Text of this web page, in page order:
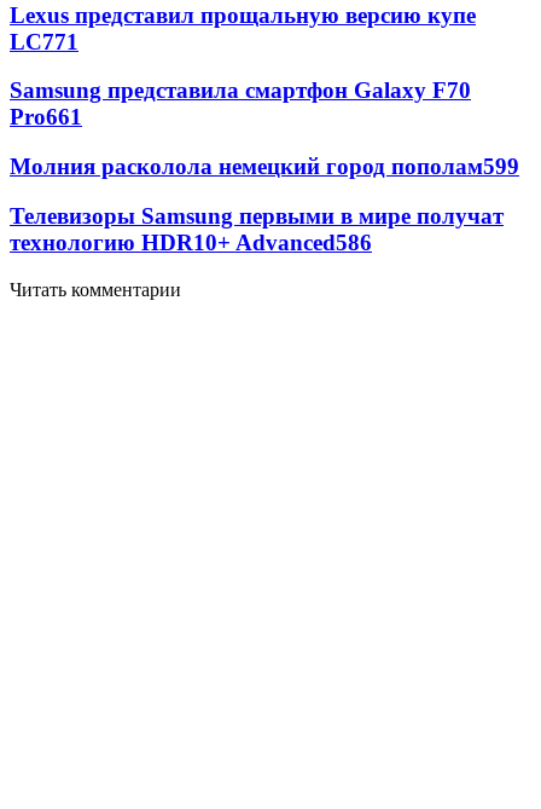
Lexus представил прощальную версию купе
LC771
Samsung представила смартфон Galaxy F70
Pro661
Молния расколола немецкий город пополам599
Телевизоры Samsung первыми в мире получат
технологию HDR10+ Advanced586
Читать комментарии